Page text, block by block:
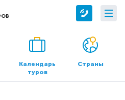
О компании
О нас
Контакты
Календарь
туров
Страны